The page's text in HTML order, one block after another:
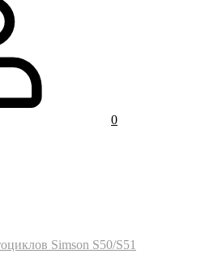
0
Simson S50/S51